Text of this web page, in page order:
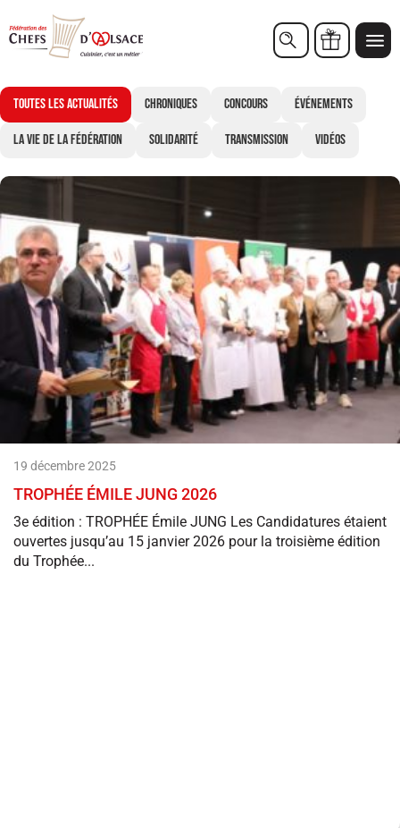
ACTUALITÉS
Toutes les actualités Chroniques Concours Événements
La vie de la Fédération Solidarité Transmission Vidéos
19 décembre 2025
TROPHÉE ÉMILE JUNG 2026
3e édition : TROPHÉE Émile JUNG Les Candidatures étaient
ouvertes jusqu’au 15 janvier 2026 pour la troisième édition
du Trophée...